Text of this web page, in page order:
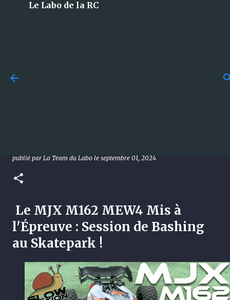
Le Labo de la RC
publié par La Team du Labo le septembre 01, 2024
Le MJX M162 MEW4 Mis à
l'Épreuve : Session de Bashing
au Skatepark !